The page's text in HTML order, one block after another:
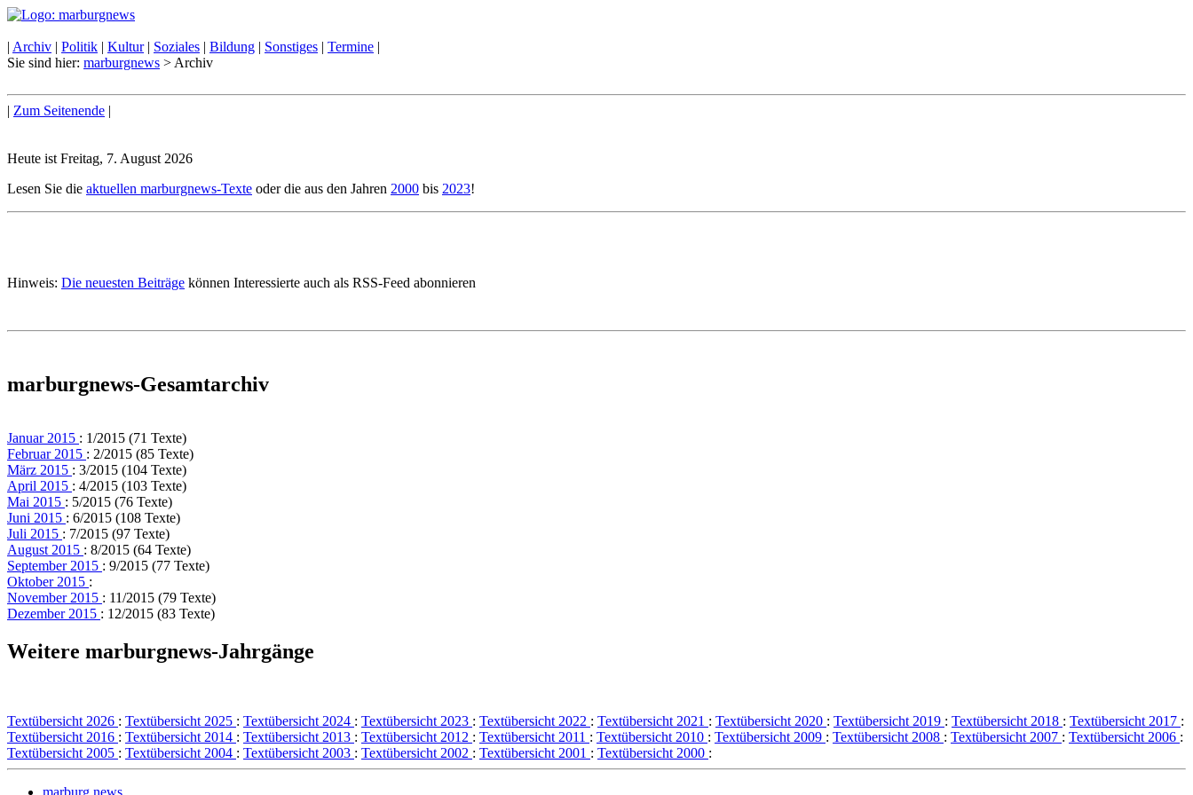
| Archiv | Politik | Kultur| Soziales | Bildung | Sonstiges | Termine |
Sie sind hier: marburgnews > Archiv
| Zum Seitenende |
Heute ist Freitag, 7. August 2026
Lesen Sie die aktuellen marburgnews-Texte oder die aus den Jahren 2000 bis 2023!
Hinweis: Die neuesten Beiträge können Interessierte auch als RSS-Feed abonnieren
marburgnews-Gesamtarchiv
Januar 2015 : 1/2015 (71 Texte)
Februar 2015 : 2/2015 (85 Texte)
März 2015 : 3/2015 (104 Texte)
April 2015 : 4/2015 (103 Texte)
Mai 2015 : 5/2015 (76 Texte)
Juni 2015 : 6/2015 (108 Texte)
Juli 2015 : 7/2015 (97 Texte)
August 2015 : 8/2015 (64 Texte)
September 2015 : 9/2015 (77 Texte)
Oktober 2015 :
November 2015 : 11/2015 (79 Texte)
Dezember 2015 : 12/2015 (83 Texte)
Weitere marburgnews-Jahrgänge
Textübersicht 2026 : Textübersicht 2025 : Textübersicht 2024 : Textübersicht 2023 : Textübersicht 2022 : Textübersicht 2021 : Textübersicht 2020 : Textübersicht 2019 : Textübersicht 2018 : Textübersicht 2017 :
Textübersicht 2016 : Textübersicht 2014 : Textübersicht 2013 : Textübersicht 2012 : Textübersicht 2011 : Textübersicht 2010 : Textübersicht 2009 : Textübersicht 2008 : Textübersicht 2007 : Textübersicht 2006 :
Textübersicht 2005 : Textübersicht 2004 : Textübersicht 2003 : Textübersicht 2002 : Textübersicht 2001 : Textübersicht 2000 :
marburg.news